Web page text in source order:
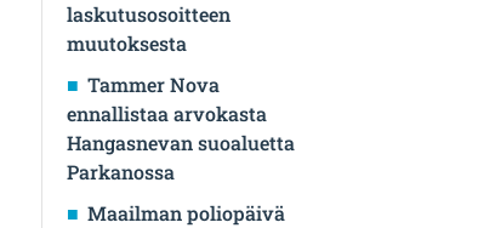
laskutusosoitteen
muutoksesta
Tammer Nova
ennallistaa arvokasta
Hangasnevan suoaluetta
Parkanossa
Maailman poliopäivä